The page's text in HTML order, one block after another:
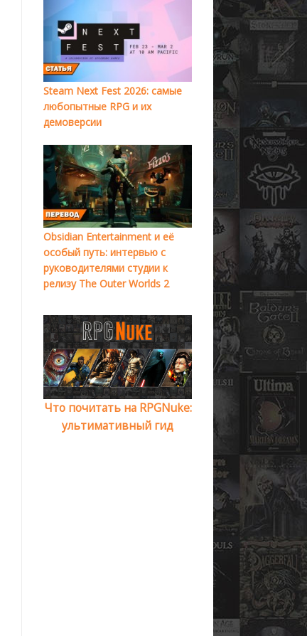
Steam Next Fest 2026: самые
любопытные RPG и их
демоверсии
Obsidian Entertainment и её
особый путь: интервью с
руководителями студии к
релизу The Outer Worlds 2
Что почитать на RPGNuke:
ультимативный гид